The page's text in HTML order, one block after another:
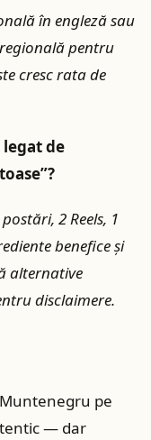
în engleză sau
pentru
cresc rata de
de
2 Reels, 1
benefice și
alternative
disclaimere.
pe
— dar